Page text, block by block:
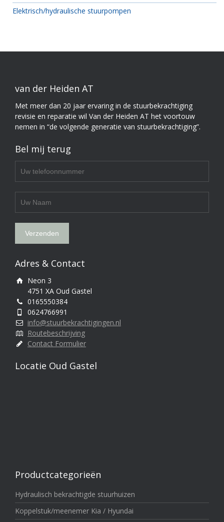
Elektrisch/hydraulische stuurpompen
van der Heiden AT
Met meer dan 20 jaar ervaring in de stuurbekrachtiging
revisie en reparatie wil Van der Heiden AT het voortouw
nemen in “de volgende generatie van stuurbekrachtiging”.
Bel mij terug
Adres & Contact
Neon 3
4751 XA Oud Gastel
0165550384
0624766991
info@stuurbekrachtigingen.nl
Routebeschrijving
Contact Formulier
Locatie Oud Gastel
Productcategorieën
Hydraulisch bekrachtigde stuurhuizen
Koppelstuk/meenemer Kia / Hyundai